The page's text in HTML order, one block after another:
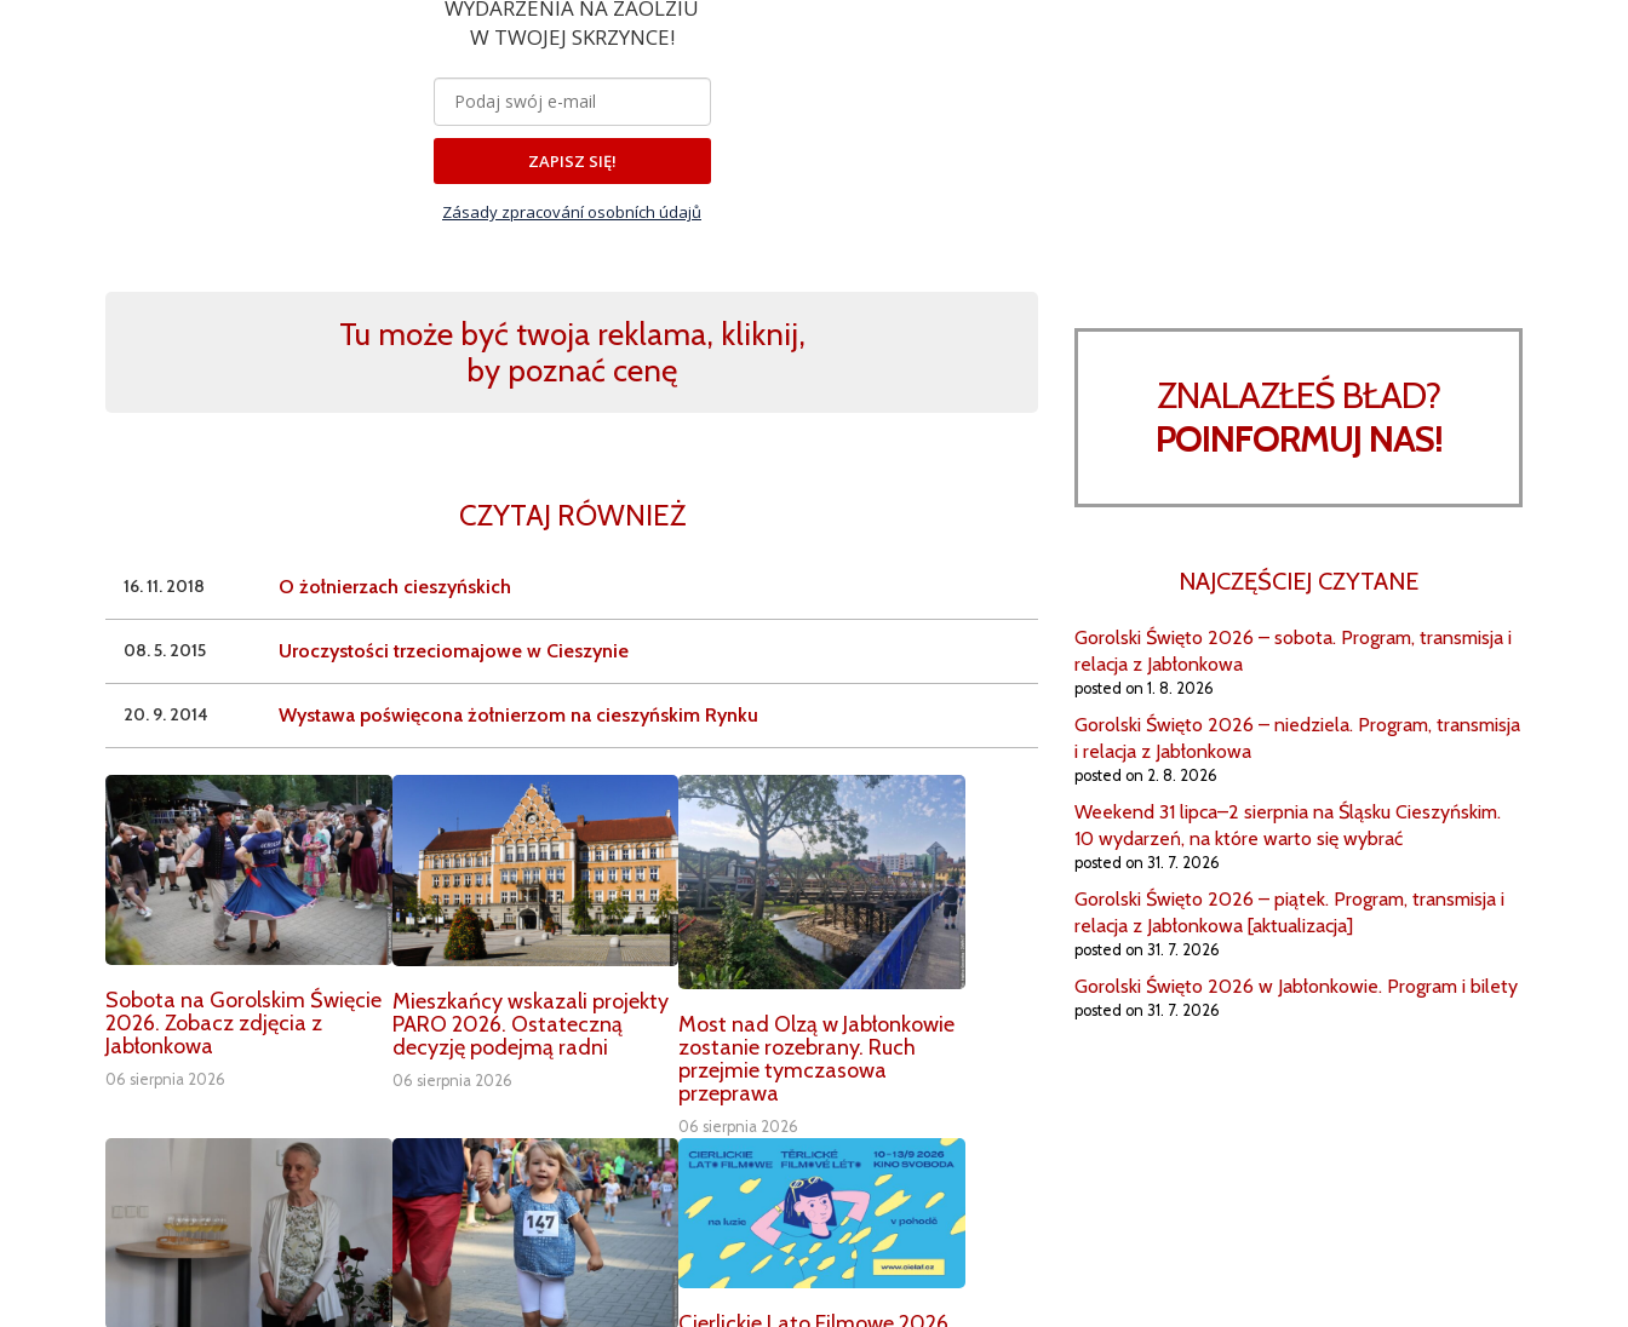
WYDARZENIA NA ZAOLZIU
W TWOJEJ SKRZYNCE!
ZAPISZ SIĘ!
Zásady zpracování osobních údajů
Tu może być twoja reklama, kliknij,
by poznać cenę
CZYTAJ RÓWNIEŻ
16. 11. 2018 O żołnierzach cieszyńskich
08. 5. 2015 Uroczystości trzeciomajowe w Cieszynie
20. 9. 2014 Wystawa poświęcona żołnierzom na cieszyńskim Rynku
Sobota na Gorolskim Święcie
2026. Zobacz zdjęcia z
Jabłonkowa
06 sierpnia 2026
Mieszkańcy wskazali projekty
PARO 2026. Ostateczną
decyzję podejmą radni
06 sierpnia 2026
Most nad Olzą w Jabłonkowie
zostanie rozebrany. Ruch
przejmie tymczasowa
przeprawa
06 sierpnia 2026
ZNALAZŁEŚ BŁAD?
POINFORMUJ NAS!
NAJCZĘŚCIEJ CZYTANE
Gorolski Święto 2026 – sobota. Program, transmisja i
relacja z Jabłonkowa
posted on 1. 8. 2026
Gorolski Święto 2026 – niedziela. Program, transmisja
i relacja z Jabłonkowa
posted on 2. 8. 2026
Weekend 31 lipca–2 sierpnia na Śląsku Cieszyńskim.
10 wydarzeń, na które warto się wybrać
posted on 31. 7. 2026
Gorolski Święto 2026 – piątek. Program, transmisja i
relacja z Jabłonkowa [aktualizacja]
posted on 31. 7. 2026
Gorolski Święto 2026 w Jabłonkowie. Program i bilety
posted on 31. 7. 2026